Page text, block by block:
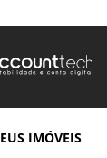
IMÓVEIS